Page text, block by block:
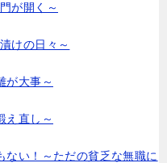
が開く～
けの日々～
が大事～
え直し～
い！～ただの貧乏な無職に